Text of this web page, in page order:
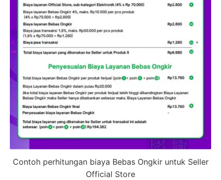
Contoh perhitungan biaya Bebas Ongkir untuk Seller
Official Store